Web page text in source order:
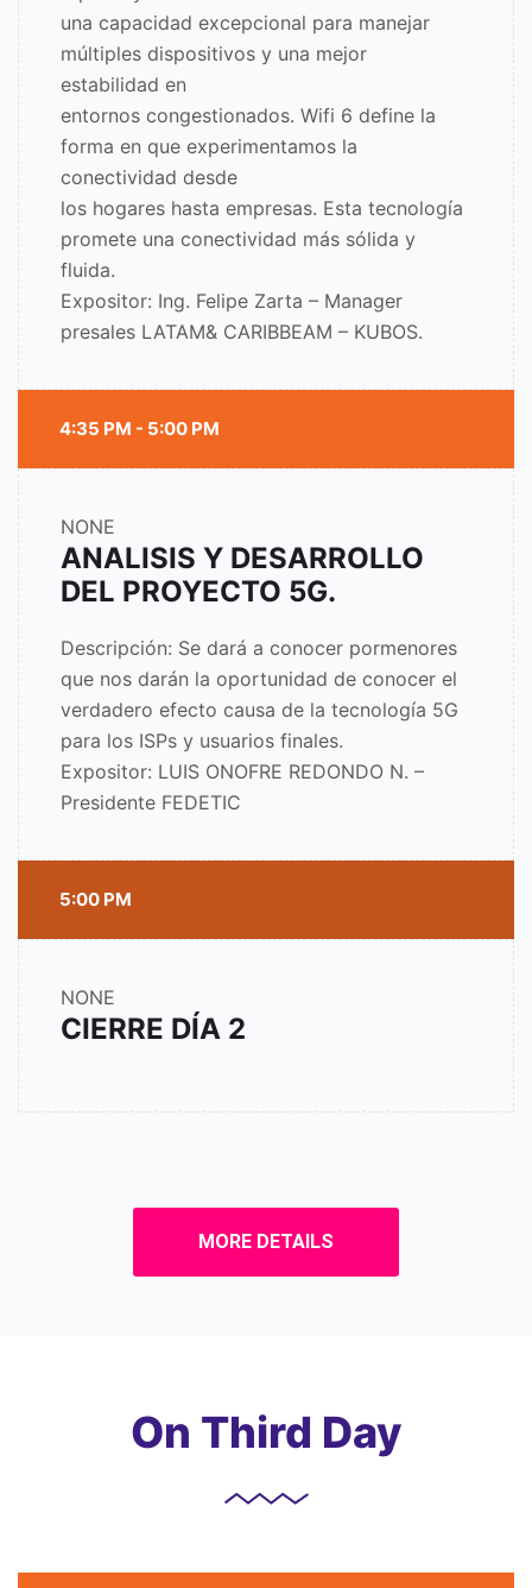
una capacidad excepcional para manejar
múltiples dispositivos y una mejor
estabilidad en
entornos congestionados. Wifi 6 define la
forma en que experimentamos la
conectividad desde
los hogares hasta empresas. Esta tecnología
promete una conectividad más sólida y
fluida.
Expositor: Ing. Felipe Zarta – Manager
presales LATAM& CARIBBEAM – KUBOS.
4:35 PM - 5:00 PM
NONE
ANALISIS Y DESARROLLO
DEL PROYECTO 5G.
Descripción: Se dará a conocer pormenores
que nos darán la oportunidad de conocer el
verdadero efecto causa de la tecnología 5G
para los ISPs y usuarios finales.
Expositor: LUIS ONOFRE REDONDO N. –
Presidente FEDETIC
5:00 PM
NONE
CIERRE DÍA 2
MORE DETAILS
On Third Day